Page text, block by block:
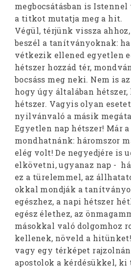
megbocsátásban is
a titkot mutatja meg a hit.
Végül, térjünk vissza
beszél a tanítványoknak:
vétkezik ellened egyetlen
hétszer hozzád tér,
bocsáss meg neki. Nem is
hogy úgy általában hétszer,
hétszer. Vagyis olyan
nyilvánvaló a másik
Egyetlen nap hétszer! Már
mondhatnánk: háromszor
elég volt! De negyedjére is
elkövetni, ugyanaz nap -
ez a türelemmel, az
okkal mondják a
egészhez, a napi hétszer
egész élethez, az
másokkal való dolgomhoz
kellenek, növeld a
vagy egy térképet
apostolok a kérdésükkel,